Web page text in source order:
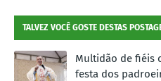
TALVEZ VOCÊ GOSTE DESTAS
Multidão de fiéis
festa dos